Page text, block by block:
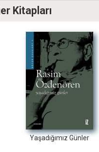
Kitapları
Saklambosi